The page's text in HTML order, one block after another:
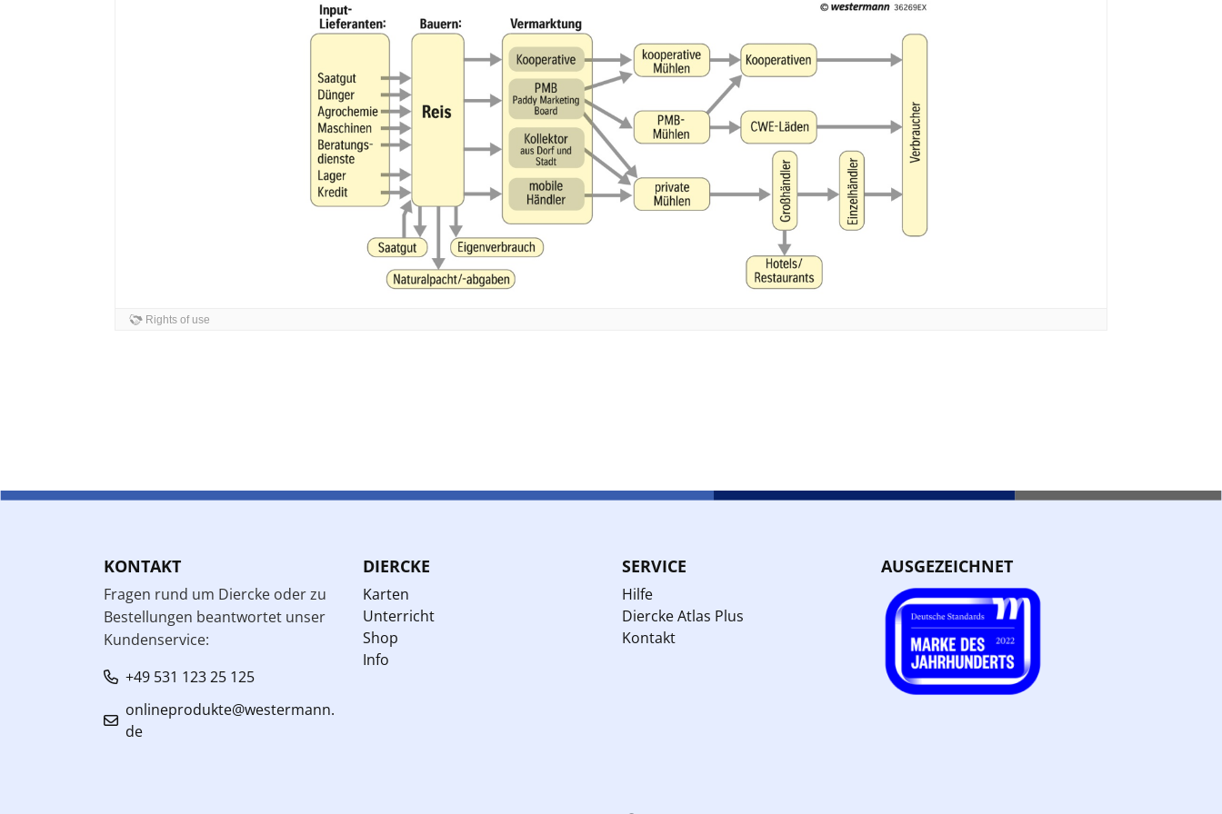
KONTAKT
Fragen rund um Diercke oder zu
Bestellungen beantwortet unser
Kundenservice:
+49 531 123 25 125
onlineprodukte@westermann.
de
DIERCKE
Karten
Unterricht
Shop
Info
SERVICE
Hilfe
Diercke Atlas Plus
Kontakt
AUSGEZEICHNET